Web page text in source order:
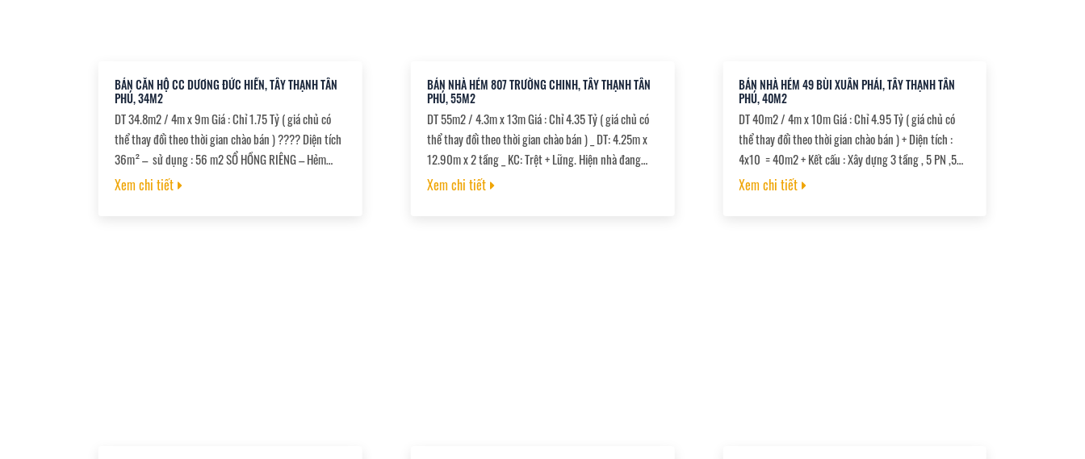
BÁN CĂN HỘ CC DƯƠNG ĐỨC HIỀN, TÂY THẠNH TÂN
PHÚ, 34M2
DT 34.8m2 / 4m x 9m Giá : Chỉ 1.75 Tỷ ( giá chủ có
thể thay đổi theo thời gian chào bán ) ???? Diện tích
36m² – sử dụng : 56 m2 SỔ HỒNG RIÊNG – Hẻm
trước nhà 8m cực thoáng ???? Vị trí vàng: Bước
Xem chi tiết
BÁN NHÀ HẺM 807 TRƯỜNG CHINH, TÂY THẠNH TÂN
PHÚ, 55M2
DT 55m2 / 4.3m x 13m Giá : Chỉ 4.35 Tỷ ( giá chủ có
thể thay đổi theo thời gian chào bán ) _ DT: 4.25m x
12.90m x 2 tầng _ KC: Trệt + Lững. Hiện nhà đang
cho người quen thuê _ Hẻm rộng xe hơi, thẳng 1 trục
Xem chi tiết
BÁN NHÀ HẺM 49 BÙI XUÂN PHÁI, TÂY THẠNH TÂN
PHÚ, 40M2
DT 40m2 / 4m x 10m Giá : Chỉ 4.95 Tỷ ( giá chủ có
thể thay đổi theo thời gian chào bán ) + Diện tích :
4x10 ‎ = 40m2 + Kết cấu : Xây dựng 3 tầng , 5 PN ,5
WC Đang cho sinh viên thuê 4 phòng trọ bên lầu trên
Xem chi tiết